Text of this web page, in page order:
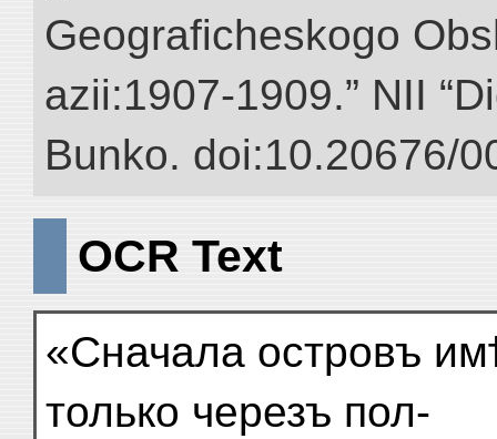
Geograficheskogo
azii:1907-1909.” NII
Bunko. doi:10.20676/
OCR Text
«Сначала островъ
только черезъ пол-